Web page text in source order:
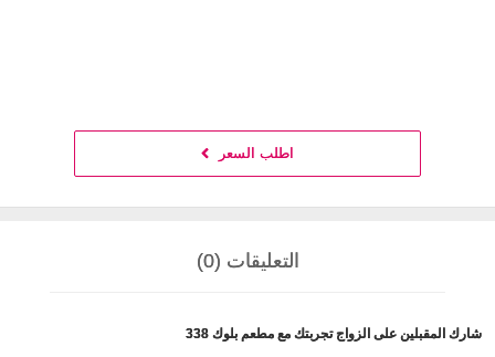
اطلب السعر
التعليقات (0)
شارك المقبلين على الزواج تجربتك مع مطعم بلوك 338